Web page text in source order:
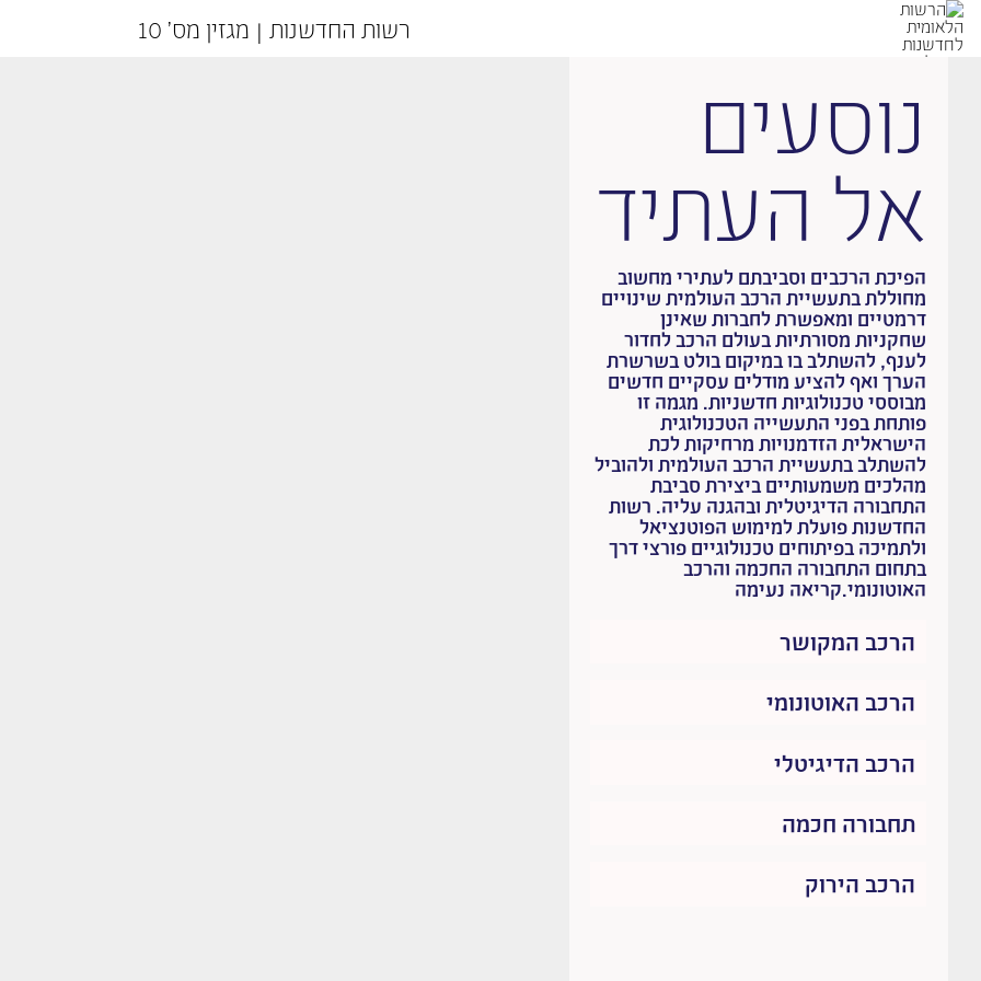
רשות החדשנות | מגזין מס' 10
נוסעים
אל העתיד
הפיכת הרכבים וסביבתם לעתירי מחשוב
מחוללת בתעשיית הרכב העולמית שינויים
דרמטיים ומאפשרת לחברות שאינן
שחקניות מסורתיות בעולם הרכב לחדור
לענף, להשתלב בו במיקום בולט בשרשרת
הערך ואף להציע מודלים עסקיים חדשים
מבוססי טכנולוגיות חדשניות. מגמה זו
פותחת בפני התעשייה הטכנולוגית
הישראלית הזדמנויות מרחיקות לכת
להשתלב בתעשיית הרכב העולמית ולהוביל
מהלכים משמעותיים ביצירת סביבת
התחבורה הדיגיטלית ובהגנה עליה. רשות
החדשנות פועלת למימוש הפוטנציאל
ולתמיכה בפיתוחים טכנולוגיים פורצי דרך
בתחום התחבורה החכמה והרכב
האוטונומי.קריאה נעימה
הרכב המקושר
הרכב האוטונומי
הרכב הדיגיטלי
תחבורה חכמה
הרכב הירוק